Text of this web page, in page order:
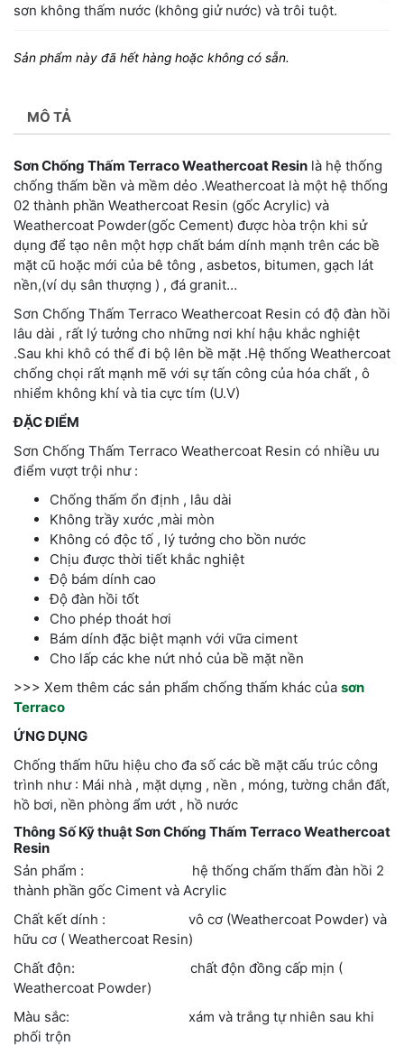
sơn không thấm nước (không giử nước) và trôi tuột.
Sản phẩm này đã hết hàng hoặc không có sẵn.
MÔ TẢ
Sơn Chống Thấm Terraco Weathercoat Resin là hệ thống
chống thấm bền và mềm dẻo .Weathercoat là một hệ thống
02 thành phần Weathercoat Resin (gốc Acrylic) và
Weathercoat Powder(gốc Cement) được hòa trộn khi sử
dụng để tạo nên một hợp chất bám dính mạnh trên các bề
mặt cũ hoặc mới của bê tông , asbetos, bitumen, gạch lát
nền,(ví dụ sân thượng ) , đá granit…
Sơn Chống Thấm Terraco Weathercoat Resin có độ đàn hồi
lâu dài , rất lý tưởng cho những nơi khí hậu khắc nghiệt
.Sau khi khô có thể đi bộ lên bề mặt .Hệ thống Weathercoat
chống chọi rất mạnh mẽ với sự tấn công của hóa chất , ô
nhiểm không khí và tia cực tím (U.V)
ĐẶC ĐIỂM
Sơn Chống Thấm Terraco Weathercoat Resin có nhiều ưu
điểm vượt trội như :
Chống thấm ổn định , lâu dài
Không trầy xước ,mài mòn
Không có độc tố , lý tưởng cho bồn nước
Chịu được thời tiết khắc nghiệt
Độ bám dính cao
Độ đàn hồi tốt
Cho phép thoát hơi
Bám dính đặc biệt mạnh với vữa ciment
Cho lấp các khe nứt nhỏ của bề mặt nền
>>> Xem thêm các sản phẩm chống thấm khác của sơn
Terraco
ỨNG DỤNG
Chống thấm hữu hiệu cho đa số các bề mặt cấu trúc công
trình như : Mái nhà , mặt dựng , nền , móng, tường chắn đất,
hồ bơi, nền phòng ẩm ướt , hồ nước
Thông Số Kỹ thuật Sơn Chống Thấm Terraco Weathercoat
Resin
Sản phẩm : hệ thống chấm thấm đàn hồi 2
thành phần gốc Ciment và Acrylic
Chất kết dính : vô cơ (Weathercoat Powder) và
hữu cơ ( Weathercoat Resin)
Chất độn: chất độn đồng cấp mịn (
Weathercoat Powder)
Màu sắc: xám và trắng tự nhiên sau khi
phối trộn